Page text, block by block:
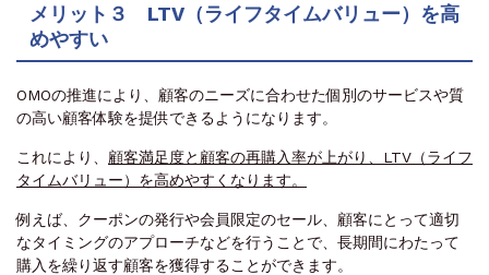
メリット３ LTV（ライフタイムバリュー）を高
めやすい
OMOの推進により、顧客のニーズに合わせた個別のサービスや質
の高い顧客体験を提供できるようになります。
これにより、 顧客満足度と顧客の再購入率が上がり、LTV（ライフ
タイムバリュー）を高めやすくなります。
例えば、クーポンの発行や会員限定のセール、顧客にとって適切
なタイミングのアプローチなどを行うことで、長期間にわたって
購入を繰り返す顧客を獲得することができます。